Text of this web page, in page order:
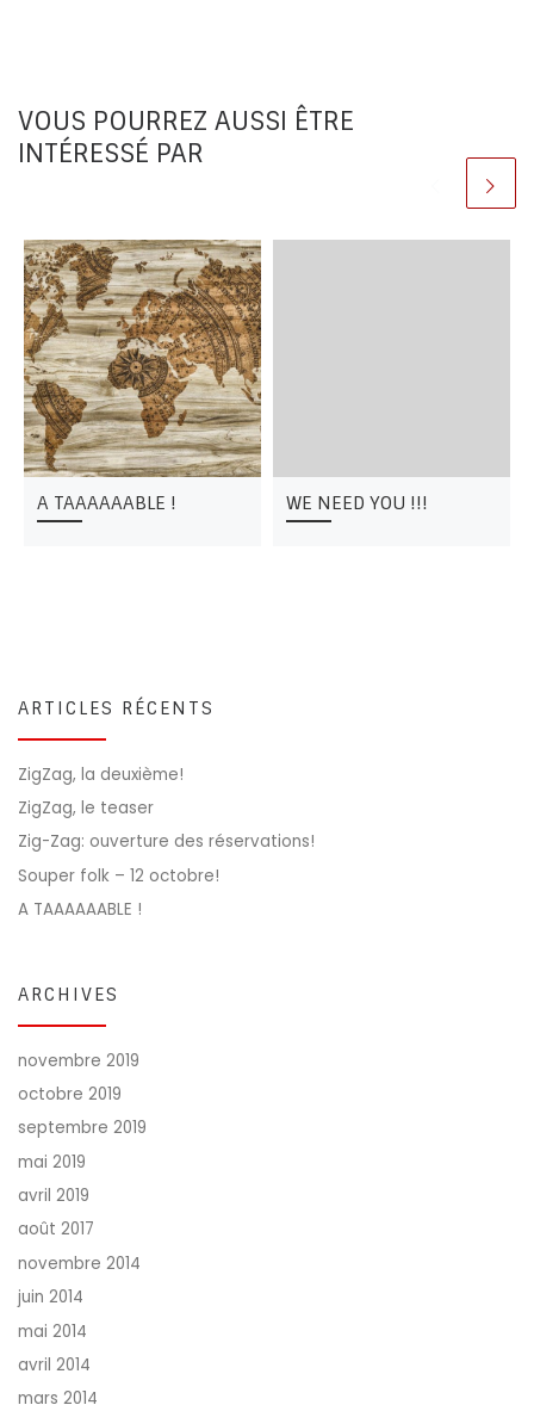
VOUS POURREZ AUSSI ÊTRE
INTÉRESSÉ PAR
A TAAAAAABLE ! WE NEED YOU !!!
ARTICLES RÉCENTS
ZigZag, la deuxième!
ZigZag, le teaser
Zig-Zag: ouverture des réservations!
Souper folk – 12 octobre!
A TAAAAAABLE !
ARCHIVES
novembre 2019
octobre 2019
septembre 2019
mai 2019
avril 2019
août 2017
novembre 2014
juin 2014
mai 2014
avril 2014
mars 2014